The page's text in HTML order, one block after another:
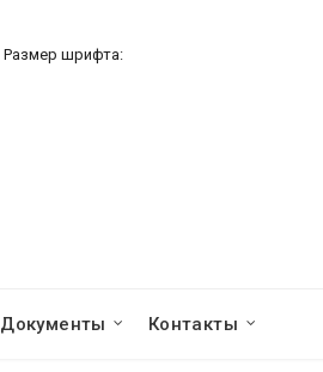
Размер шрифта:
Документы Контакты